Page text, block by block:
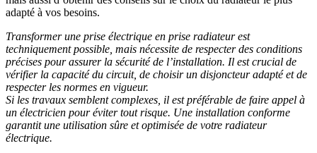
adapté à vos besoins.
Transformer une prise électrique en prise radiateur est
techniquement possible, mais nécessite de respecter des conditions
précises pour assurer la sécurité de l’installation. Il est crucial de
vérifier la capacité du circuit, de choisir un disjoncteur adapté et de
respecter les normes en vigueur.
Si les travaux semblent complexes, il est préférable de faire appel à
un électricien pour éviter tout risque. Une installation conforme
garantit une utilisation sûre et optimisée de votre radiateur
électrique.